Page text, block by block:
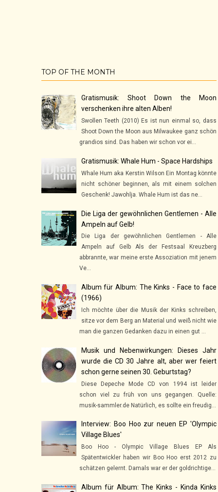
TOP OF THE MONTH
Gratismusik: Shoot Down the Moon
verschenken ihre alten Alben!
Swollen Teeth (2010) Es ist nun einmal so, dass
Shoot Down the Moon aus Milwaukee ganz schön
grandios sind. Das haben wir schon vor ei...
Gratismusik: Whale Hum - Space Hardships
Whale Hum aka Kerstin Wilson Ein Montag könnte
nicht schöner beginnen, als mit einem solchen
Geschenk! Jawohlja. Whale Hum ist das ne...
Die Liga der gewöhnlichen Gentlemen - Alle
Ampeln auf Gelb!
Die Liga der gewöhnlichen Gentlemen - Alle
Ampeln auf Gelb Als der Festsaal Kreuzberg
abbrannte, war meine erste Assoziation mit jenem
Ve...
Album für Album: The Kinks - Face to face
(1966)
Ich möchte über die Musik der Kinks schreiben,
sitze vor dem Berg an Material und weiß nicht wie
man die ganzen Gedanken dazu in einen gut ...
Musik und Nebenwirkungen: Dieses Jahr
wurde die CD 30 Jahre alt, aber wer feiert
schon gerne seinen 30. Geburtstag?
Diese Depeche Mode CD von 1994 ist leider
schon viel zu früh von uns gegangen. Quelle:
musik-sammler.de Natürlich, es sollte ein freudig...
Interview: Boo Hoo zur neuen EP 'Olympic
Village Blues'
Boo Hoo - Olympic Village Blues EP Als
Spätentwickler haben wir Boo Hoo erst 2012 zu
schätzen gelernt. Damals war er der goldrichtige...
Album für Album: The Kinks - Kinda Kinks